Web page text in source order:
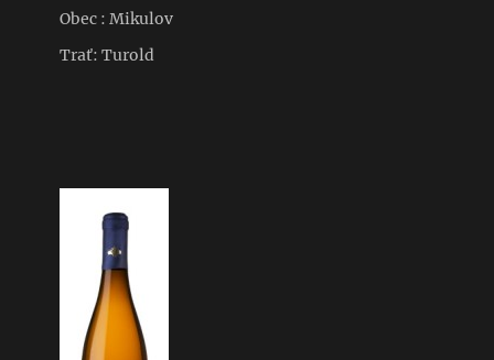
Obec : Mikulov
Trať: Turold